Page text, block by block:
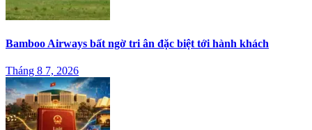
Bamboo Airways bất ngờ tri ân đặc biệt tới hành khách
Tháng 8 7, 2026